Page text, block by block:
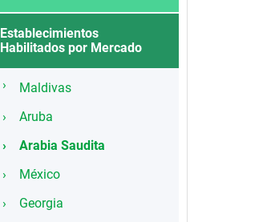
Establecimientos
Habilitados por Mercado
Maldivas
Aruba
Arabia Saudita
México
Georgia